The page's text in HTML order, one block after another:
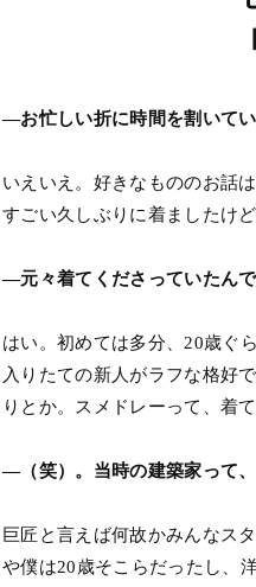
―お忙しい折に時間を割いて
いえいえ。好きなもののお話
すごい久しぶりに着ましたけ
―元々着てくださっていたん
はい。初めては多分、20歳ぐ
入りたての新人がラフな格好
りとか。スメドレーって、着
―（笑）。当時の建築家って
巨匠と言えば何故かみんなス
や僕は20歳そこらだったし、